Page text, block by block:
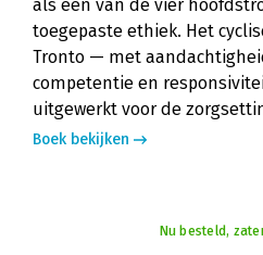
als een van de vier
toegepaste ethiek. Het
Tronto — met
competentie en
uitgewerkt voor de
Boek bekijken
Nu besteld,